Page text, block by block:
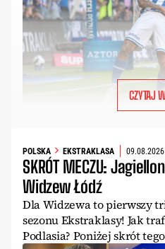
CZYTAJ
POLSKA EKSTRAKLASA
SKRÓT MECZU:
Widzew Łódź
Dla Widzewa to pierwszy
sezonu Ekstraklasy! Jak
Podlasia? Poniżej skrót